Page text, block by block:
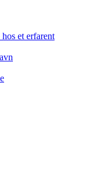
et erfarent